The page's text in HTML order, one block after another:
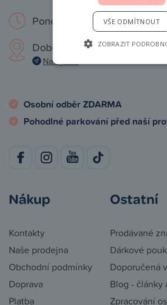
Pondělí – Neděle: 9 – 19 hod.
Dobronická 1257, Praha 4
Navigovat
Osobní odběr ZDARMA
Pohodlné parkování před naší
Nákup
Kontakty
Naše prodejna
Obchodní podmínky
Doprava
Platba
Ostatní
Prodávané
Dárkové
Doporučená
Blog - články
Zpracování
VŠE ODMÍTNOUT
ZOBRAZIT